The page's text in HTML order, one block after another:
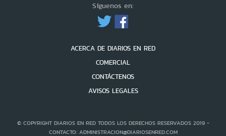
Síguenos en:
ACERCA DE DIARIOS EN RED
COMERCIAL
CONTÁCTENOS
AVISOS LEGALES
© COPYRIGHT DIARIOS EN RED TODOS LOS DERECHOS RESERVADOS 2019 -
CONTACTO: ADMINISTRACION@DIARIOSENRED.COM